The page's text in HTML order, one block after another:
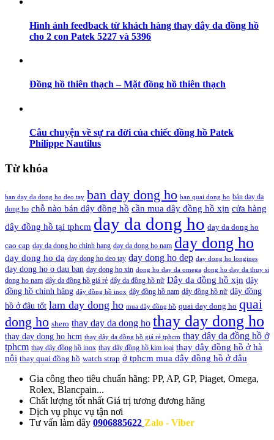
Hình ảnh feedback từ khách hàng thay dây da đồng hồ
cho 2 con Patek 5227 và 5396
Đồng hồ thiên thạch – Mặt đồng hồ thiên thạch
Câu chuyện về sự ra đời của chiếc đồng hồ Patek
Philippe Nautilus
Từ khóa
ban day da dong ho deo tay ban day dong ho ban quai dong ho bán day da
dong ho chỗ nào bán dây đồng hồ cần mua dây đồng hồ xịn cửa hàng
dây đồng hồ tại tphcm day da dong ho day da dong ho
cao cap day da dong ho chinh hang day da dong ho nam day dong ho
day dong ho da day dong ho deo tay day dong ho dep day dong ho longines
day dong ho o dau ban day dong ho xin dong ho day da omega dong ho day da thuy si
dong ho nam dây da đồng hồ giá rẻ dây da đồng hồ nữ Dây da đồng hồ xịn dây
đồng hồ chính hãng dây đồng hồ inox dây đồng hồ nam dây đồng hồ nữ dây đồng
hồ ở đâu tốt lam day dong ho mua dây đồng hồ quai day dong ho quai
dong ho shero thay day da dong ho thay day dong ho
thay day dong ho hcm thay dây da đồng hồ giá rẻ tphcm thay dây da đồng hồ ở
tphcm thay dây đồng hồ inox thay dây đồng hồ kim loại thay dây đồng hồ ở hà
nội thay quai đồng hồ watch strap ở tphcm mua dây đồng hồ ở đâu
Gia công theo tiêu chuẩn hãng: PP, AP, GP, Piaget, Omega,
Rolex, Blancpain...
Chất lượng tốt nhất Giá trị tương đương hãng
Dịch vụ phục vụ tận nơi
Tư vấn làm dây 0906885622 Zalo - Viber